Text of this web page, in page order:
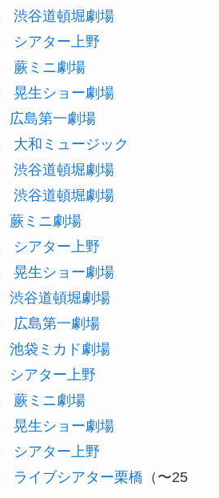
渋谷道頓堀劇場
シアター上野
蕨ミニ劇場
晃生ショー劇場
広島第一劇場
大和ミュージック
渋谷道頓堀劇場
渋谷道頓堀劇場
蕨ミニ劇場
シアター上野
晃生ショー劇場
渋谷道頓堀劇場
広島第一劇場
池袋ミカド劇場
シアター上野
蕨ミニ劇場
晃生ショー劇場
シアター上野
ライブシアター栗橋 （〜25